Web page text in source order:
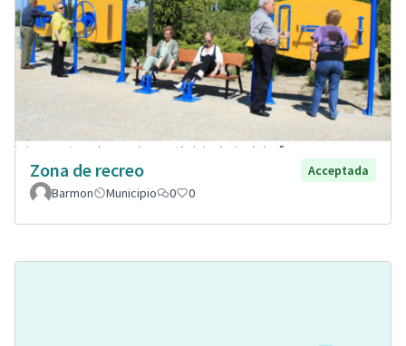
Zona de recreo
Acceptada
Barmon
Municipio 0 0